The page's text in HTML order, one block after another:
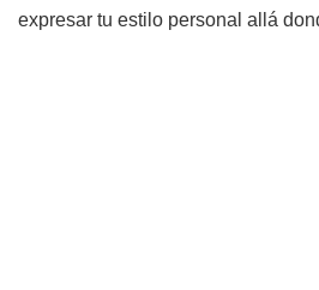
expresar tu estilo personal allá